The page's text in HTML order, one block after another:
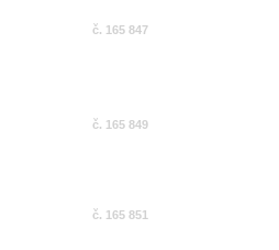
č. 165 847
č. 165 849
č. 165 851